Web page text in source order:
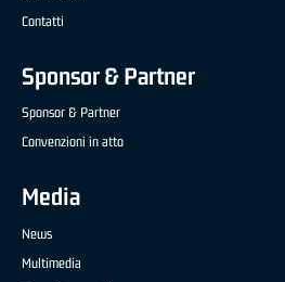
Contatti
Sponsor & Partner
Sponsor & Partner
Convenzioni in atto
Media
News
Multimedia